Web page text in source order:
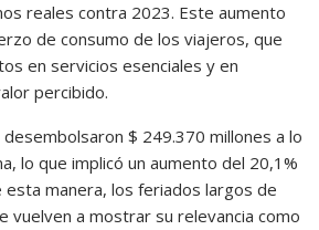
reales contra 2023. Este aumento
de consumo de los viajeros, que
en servicios esenciales y en
percibido.
$ 249.370 millones a lo
lo que implicó un aumento del 20,1%
manera, los feriados largos de
vuelven a mostrar su relevancia como